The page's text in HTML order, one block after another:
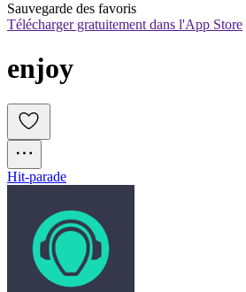
Sauvegarde des favoris
Télécharger gratuitement dans l'App Store
enjoy
Hit-parade